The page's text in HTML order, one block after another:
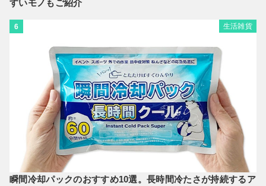
すいモノもご紹介
6 生活雑貨
瞬間冷却パックのおすすめ10選。長時間冷たさが持続するア